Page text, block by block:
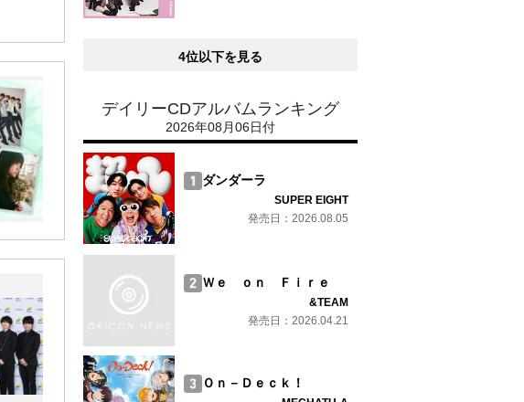
4位以下を見る
デイリーCDアルバムランキング
2026年08月06日付
ダンダーラ
SUPER EIGHT
発売日：2026.08.05
Ｗｅ ｏｎ Ｆｉｒｅ
&TEAM
発売日：2026.04.21
Ｏｎ－Ｄｅｃｋ！